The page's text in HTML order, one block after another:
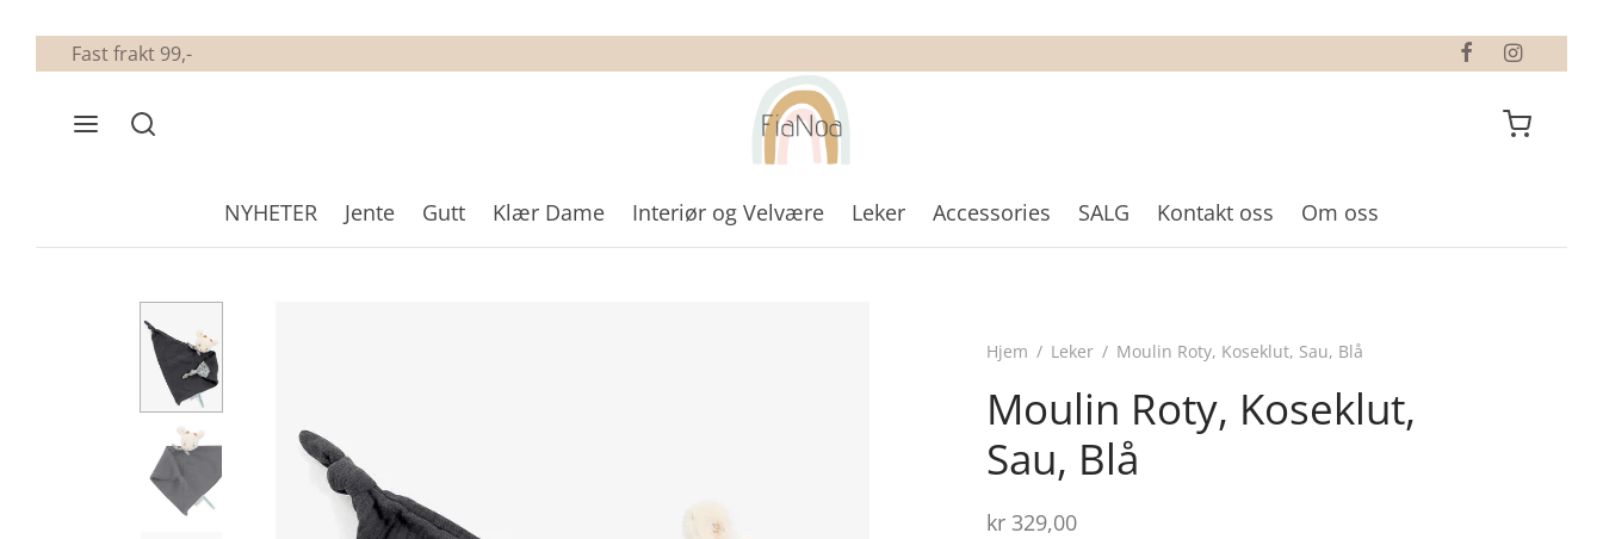
Fast frakt 99,-
NYHETER Jente Gutt Klær Dame Interiør og Velvære Leker Accessories SALG Kontakt oss Om oss
Hjem / Leker / Moulin Roty, Koseklut, Sau, Blå
Moulin Roty, Koseklut,
Sau, Blå
kr 329,00